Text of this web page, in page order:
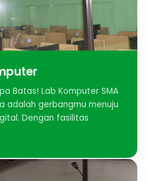
Batas! Lab Komputer SMA
adalah gerbangmu menuju
Dengan fasilitas